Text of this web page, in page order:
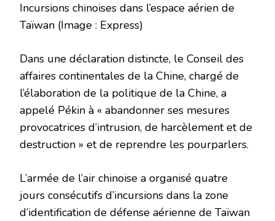
Incursions chinoises dans l’espace aérien de
Taïwan (Image : Express)
Dans une déclaration distincte, le Conseil des
affaires continentales de la Chine, chargé de
l’élaboration de la politique de la Chine, a
appelé Pékin à « abandonner ses mesures
provocatrices d’intrusion, de harcèlement et de
destruction » et de reprendre les pourparlers.
L’armée de l’air chinoise a organisé quatre
jours consécutifs d’incursions dans la zone
d’identification de défense aérienne de Taïwan